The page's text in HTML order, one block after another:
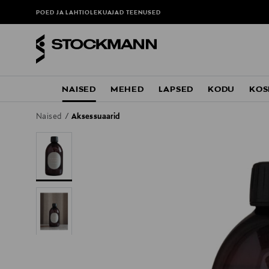
POED JA LAHTIOLEKUAJADTEENUSED
NAISED MEHED LAPSED KODU
Naised Aksessuaarid